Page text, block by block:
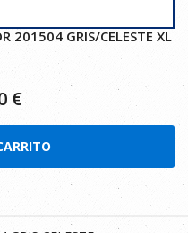
201504 GRIS/CELESTE XL
€